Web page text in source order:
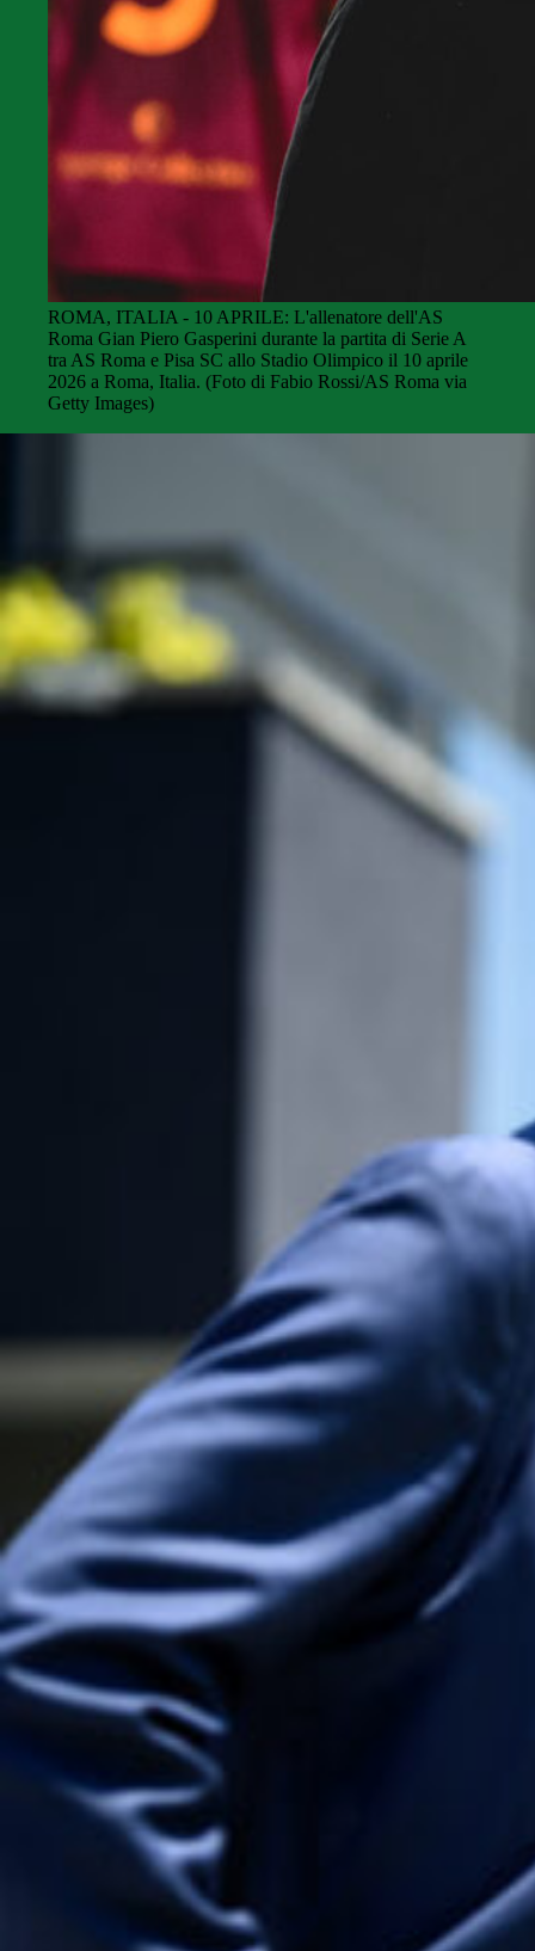
ROMA, ITALIA - 10 APRILE: L'allenatore dell'AS
Roma Gian Piero Gasperini durante la partita di Serie A
tra AS Roma e Pisa SC allo Stadio Olimpico il 10 aprile
2026 a Roma, Italia. (Foto di Fabio Rossi/AS Roma via
Getty Images)